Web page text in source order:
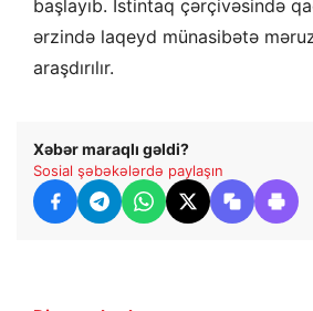
başlayıb. İstintaq çərçivəsində
ərzində laqeyd münasibətə məruz
araşdırılır.
Xəbər maraqlı gəldi?
Sosial şəbəkələrdə paylaşın